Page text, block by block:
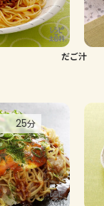
だご汁
25分